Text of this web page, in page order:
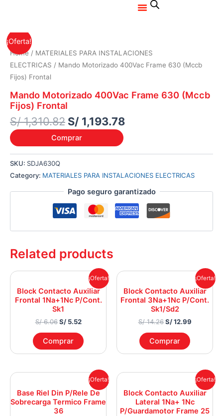
Menu
¡Oferta!
Home / MATERIALES PARA INSTALACIONES
ELECTRICAS / Mando Motorizado 400Vac Frame 630 (Mccb
Fijos) Frontal
Mando Motorizado 400Vac Frame 630 (Mccb
Fijos) Frontal
S/1,310.82
price
was:
S/ 1,193.78
price
is:
Comprar
SKU: SDJA630Q
Category: MATERIALES PARA INSTALACIONES ELECTRICAS
Pago seguro garantizado
Related products
¡Oferta!
Block Contacto Auxiliar
Frontal 1Na+1Nc P/Cont.
Sk1
S/6.06
was:
S/ 6.06.
S/5.52
Current
price
is:
S/ 5.52.
Comprar
¡Oferta!
Block Contacto Auxiliar
Frontal 3Na+1Nc P/Cont.
Sk1/Sd2
S/14.26
was:
S/ 14.26.
S/12.99
Current
price
is:
S/ 12.99.
Comprar
¡Oferta!
Base Riel Din P/Rele De
Sobrecarga Termico Frame
36
was:
S/ 13.84.
Current
price
is:
S/ 12.60.
¡Oferta!
Block Contacto Auxiliar
Lateral 1Na+ 1Nc
P/Guardamotor Frame 25
was:
S/ 19.29.
Current
price
is:
S/ 17.57.